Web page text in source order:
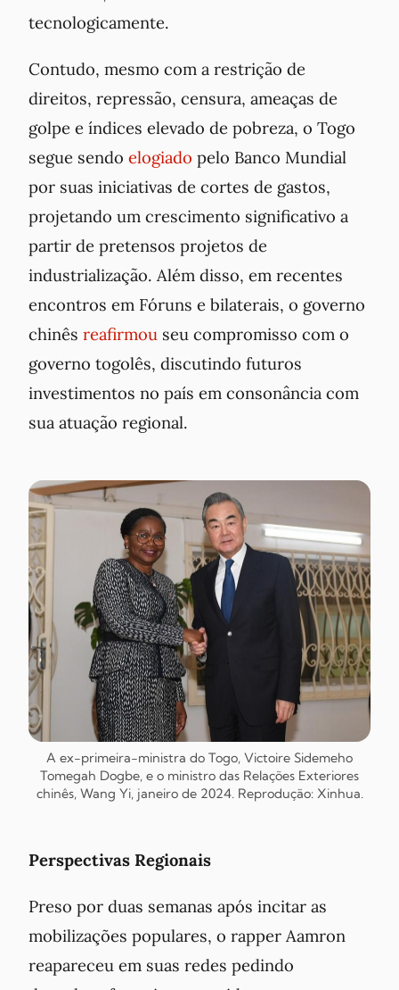
tecnologicamente.
Contudo, mesmo com a restrição de
direitos, repressão, censura, ameaças de
golpe e índices elevado de pobreza, o Togo
segue sendo elogiado pelo Banco Mundial
por suas iniciativas de cortes de gastos,
projetando um crescimento significativo a
partir de pretensos projetos de
industrialização. Além disso, em recentes
encontros em Fóruns e bilaterais, o governo
chinês reafirmou seu compromisso com o
governo togolês, discutindo futuros
investimentos no país em consonância com
sua atuação regional.
A ex-primeira-ministra do Togo, Victoire Sidemeho
Tomegah Dogbe, e o ministro das Relações Exteriores
chinês, Wang Yi, janeiro de 2024. Reprodução: Xinhua.
Perspectivas Regionais
Preso por duas semanas após incitar as
mobilizações populares, o rapper Aamron
reapareceu em suas redes pedindo